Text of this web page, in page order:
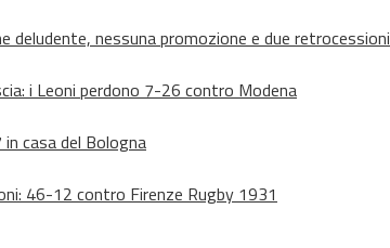
deludente, nessuna promozione e due retrocessioni
i Leoni perdono 7-26 contro Modena
casa del Bologna
46-12 contro Firenze Rugby 1931